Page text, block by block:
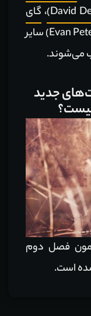
، گای
و ایوان پیتز (Evan Peters) سایر
می‌شوند.
جدید
فصل دوم